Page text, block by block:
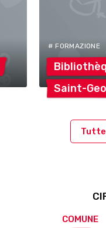
# FORMAZIONE
Saint-
COMUNE